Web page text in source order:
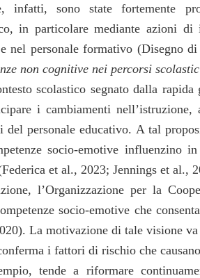
infatti, sono state fortemente
in particolare mediante azioni
nel personale formativo (Disegno
non cognitive nei percorsi
scolastico segnato dalla rapida
i cambiamenti
del personale educativo. A tal
socio-emotive influenzino
et al., 2023; Jennings et al.,
l’Organizzazione per la
socio-emotive che
La motivazione di tale visione
i fattori di rischio che
tende a riformare